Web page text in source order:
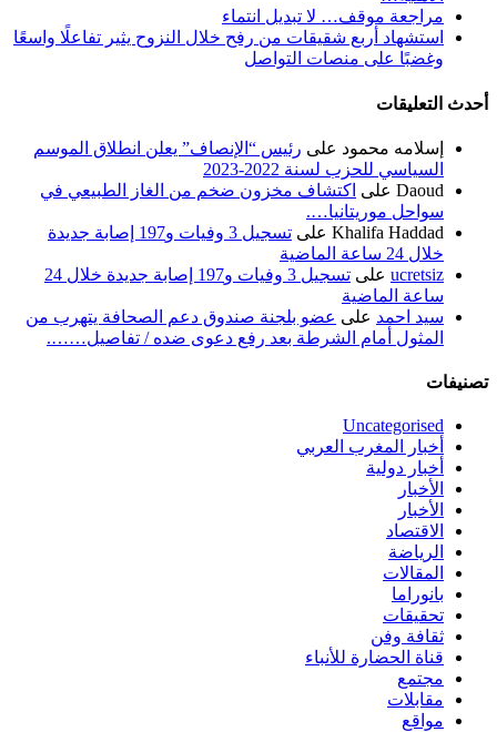
مراجعة موقف… لا تبديل انتماء
استشهاد أربع شقيقات من رفح خلال النزوح يثير تفاعلًا واسعًا
وغضبًا على منصات التواصل
أحدث التعليقات
إسلامه محمود على رئيس “الإنصاف” يعلن انطلاق الموسم
السياسي للحزب لسنة 2022-2023
Daoud على اكتشاف مخزون ضخم من الغاز الطبيعي في
سواحل موريتانيا….
Khalifa Haddad على
تسجيل 3 وفيات و197 إصابة جديدة
خلال 24 ساعة الماضية
ucretsiz على
تسجيل 3 وفيات و197 إصابة جديدة خلال 24
ساعة الماضية
سيد احمد على عضو بلجنة صندوق دعم الصحافة يتهرب من
المثول أمام الشرطة بعد رفع دعوى ضده / تفاصيل…….
تصنيفات
Uncategorised
أخبار المغرب العربي
أخبار دولية
الأخبار
الأخبار
الاقتصاد
الرياضة
المقالات
بانوراما
تحقيقات
ثقافة وفن
قناة الحضارة للأنباء
مجتمع
مقابلات
مواقع